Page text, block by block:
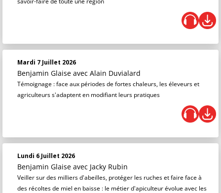
Mardi 7 Juillet 2026
Benjamin Glaise avec Alain Duvialard
Témoignage : face aux périodes de fortes chaleurs, les éleveurs et
agriculteurs s'adaptent en modifiant leurs pratiques
Lundi 6 Juillet 2026
Benjamin Glaise avec Jacky Rubin
Veiller sur des milliers d'abeilles, protéger les ruches et faire face à
des récoltes de miel en baisse : le métier d'apiculteur évolue avec les